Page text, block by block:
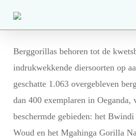
contentBerggorillas behoren tot de
indrukwekkende diersoorten op
geschatte 1.063 overgebleven
dan 400 exemplaren in Oeganda,
beschermde gebieden: het
Woud en het Mgahinga Gorilla